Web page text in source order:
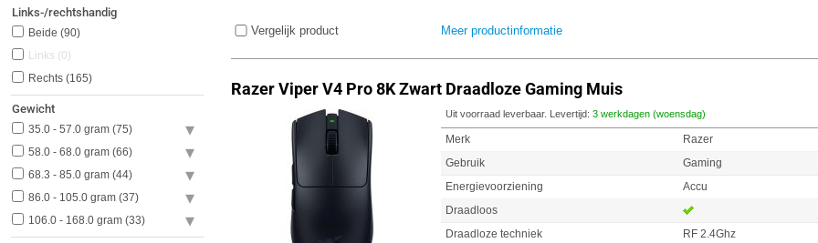
Links-/rechtshandig
Beide 90
Links
0
Rechts 165
Gewicht
35.0 - 57.0 gram 75
58.0 - 68.0 gram 66
68.3 - 85.0 gram 44
86.0 - 105.0 gram 37
106.0 - 168.0 gram 33
Vergelijk product Meer productinformatie
Razer Viper V4 Pro 8K Zwart Draadloze Gaming Muis
Uit voorraad leverbaar. Levertijd: 3 werkdagen (woensdag)
Merk
Razer
Gebruik
Gaming
Energievoorziening
Accu
Draadloos
Draadloze techniek
RF 2.4Ghz